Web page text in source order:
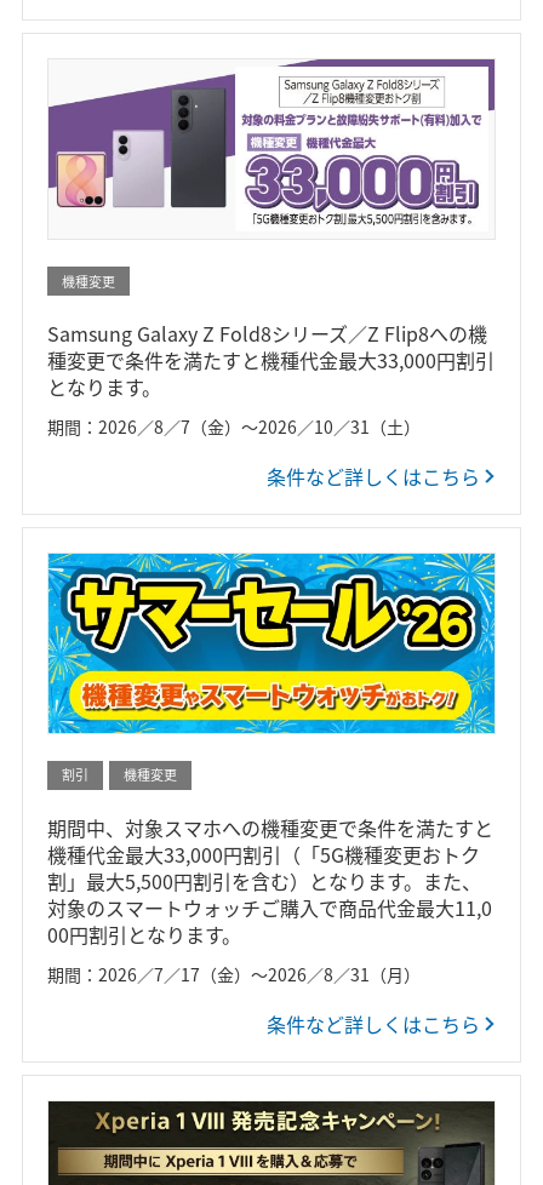
機種変更
Samsung Galaxy Z Fold8シリーズ／Z Flip8への機
種変更で条件を満たすと機種代金最大33,000円割引
となります。
期間：2026／8／7（金）～2026／10／31（土）
条件など詳しくはこちら
割引 機種変更
期間中、対象スマホへの機種変更で条件を満たすと
機種代金最大33,000円割引（「5G機種変更おトク
割」最大5,500円割引を含む）となります。また、
対象のスマートウォッチご購入で商品代金最大11,0
00円割引となります。
期間：2026／7／17（金）～2026／8／31（月）
条件など詳しくはこちら